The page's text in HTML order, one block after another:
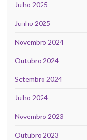
Julho 2025
Junho 2025
Novembro 2024
Outubro 2024
Setembro 2024
Julho 2024
Novembro 2023
Outubro 2023